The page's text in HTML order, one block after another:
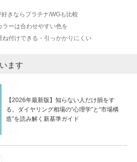
きならプラチナ/WGも比較
ラーは合わせやすい色を
ね付けできる・引っかかりにくい
ます
【2026年最新版】知らない人だけ損をす
る。ダイヤリング相場の“心理学”と“市場構
造”を読み解く新基準ガイド